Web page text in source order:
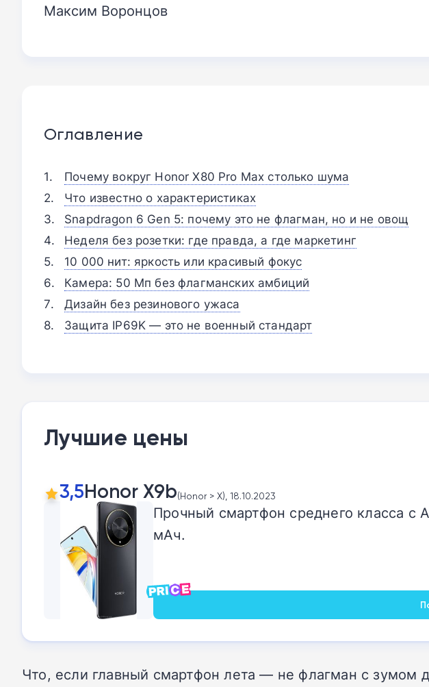
Максим Воронцов
Оглавление
Почему вокруг Honor X80 Pro Max столько шума
Что известно о характеристиках
Snapdragon 6 Gen 5: почему это не флагман, но и не овощ
Неделя без розетки: где правда, а где маркетинг
10 000 нит: яркость или красивый фокус
Камера: 50 Мп без флагманских амбиций
Дизайн без резинового ужаса
Защита IP69K — это не военный стандарт
Лучшие цены
3,5Honor X9b(Honor > X), 18.10.2023
Прочный смартфон среднего класса с
мАч.
Что, если главный смартфон лета — не флагман с зумом